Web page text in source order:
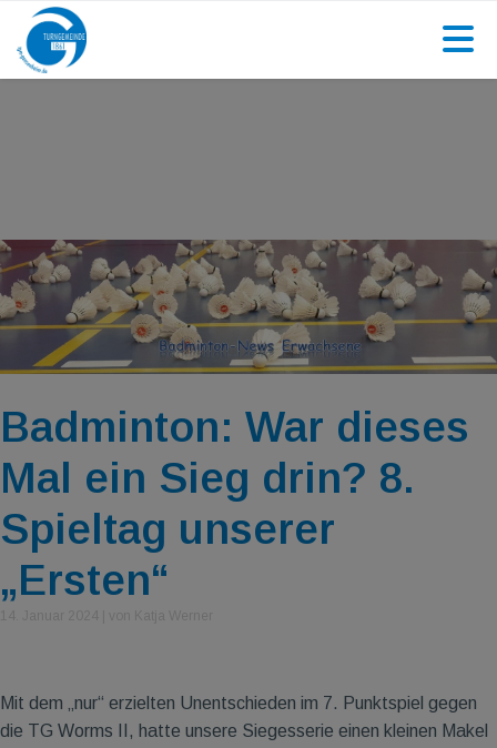
Badminton: War dieses
Mal ein Sieg drin? 8.
Spieltag unserer
„Ersten“
Mit dem „nur“ erzielten Unentschieden im 7. Punktspiel gegen
die TG Worms II, hatte unsere Siegesserie einen kleinen Makel